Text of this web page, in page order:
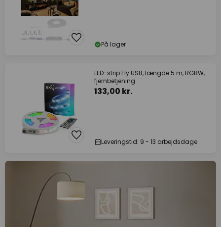
På lager
LED-strip Fly USB, længde 5 m, RGBW,
fjernbetjening
133,00 kr.
Leveringstid: 9 - 13 arbejdsdage